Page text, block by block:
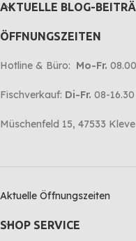
AKTUELLE BLOG-
ÖFFNUNGSZEITEN
Hotline & Büro: Mo-Fr.
Fischverkauf: Di-Fr. 08-
Müschenfeld 15, 47533 Kleve
Aktuelle Öffnungszeiten
SHOP SERVICE